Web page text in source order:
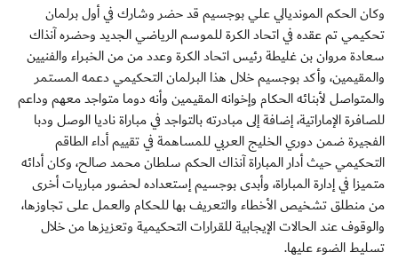
وكان الحكم المونديالي علي بوجسيم قد حضر وشارك في أول برلمان
تحكيمي تم عقده في اتحاد الكرة للموسم الرياضي الجديد وحضره آنذاك
سعادة مروان بن غليطة رئيس اتحاد الكرة وعدد من من الخبراء والفنيين
والمقيمين، وأكد بوجسيم خلال هذا البرلمان التحكيمي دعمه المستمر
والمتواصل لأبنائه الحكام وإخوانه المقيمين وأنه دوما متواجد معهم وداعم
للصافرة الإماراتية، إضافة إلى مبادرته بالتواجد في مباراة ناديا الوصل ودبا
الفجيرة ضمن دوري الخليج العربي للمساهمة في تقييم أداء الطاقم
التحكيمي حيث أدار المباراة آنذاك الحكم سلطان محمد صالح، وكان أدائه
متميزا في إدارة المباراة، وأبدى بوجسيم إستعداده لحضور مباريات أخرى
من منطلق تشخيص الأخطاء والتعريف بها للحكام والعمل على تجاوزها،
والوقوف عند الحالات الإيجابية للقرارات التحكيمية وتعزيزها من خلال
تسليط الضوء عليها.